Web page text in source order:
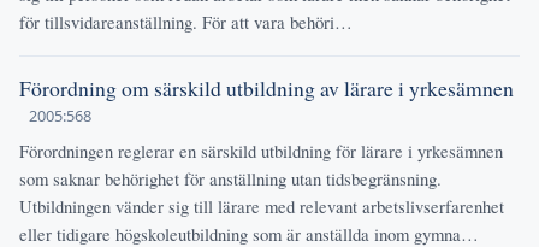
för tillsvidareanställning. För att vara behöri…
Förordning om särskild utbildning av lärare i yrkesämnen
2005:568
Förordningen reglerar en särskild utbildning för lärare i yrkesämnen
som saknar behörighet för anställning utan tidsbegränsning.
Utbildningen vänder sig till lärare med relevant arbetslivserfarenhet
eller tidigare högskoleutbildning som är anställda inom gymna…